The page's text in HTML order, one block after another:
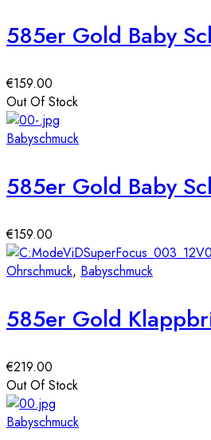
€159.00
Out Of Stock
Babyschmuck
€159.00
Ohrschmuck, Babyschmuck
€219.00
Out Of Stock
Babyschmuck